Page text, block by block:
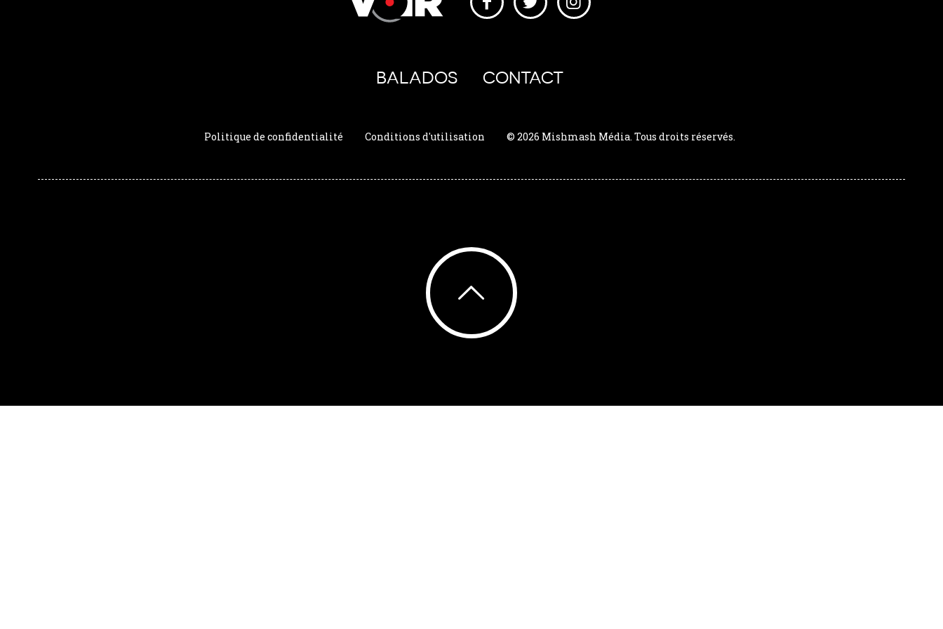
BALADOS CONTACT
Politique de confidentialité Conditions d'utilisation © 2026 Mishmash Média. Tous droits réservés.